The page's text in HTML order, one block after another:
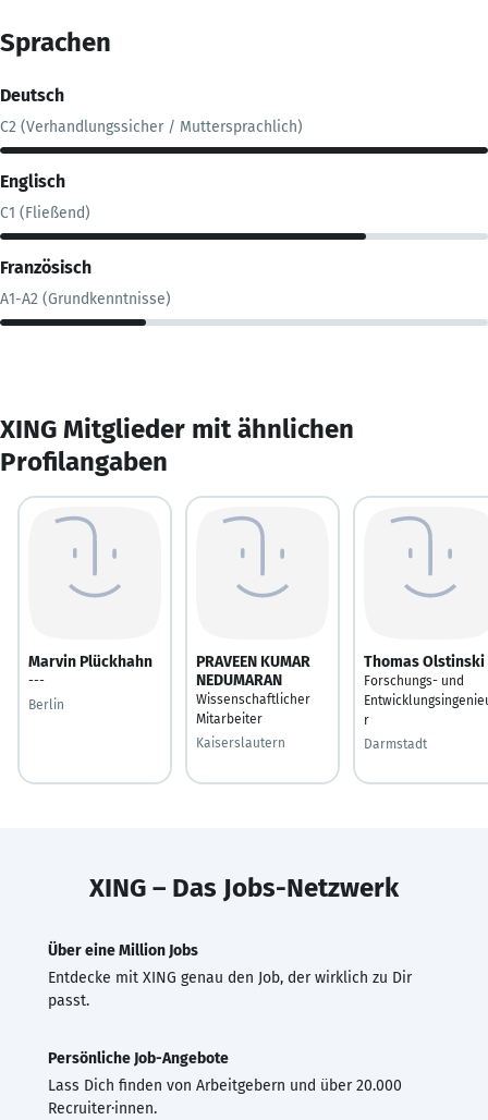
Sprachen
Deutsch
C2 (Verhandlungssicher / Muttersprachlich)
Englisch
C1 (Fließend)
Französisch
A1-A2 (Grundkenntnisse)
XING Mitglieder mit ähnlichen
Profilangaben
Marvin Plückhahn
---
Berlin
PRAVEEN KUMAR
NEDUMARAN
Wissenschaftlicher
Mitarbeiter
Kaiserslautern
Thomas Olstinski
Forschungs- und
r
Darmstadt
XING – Das Jobs-Netzwerk
Über eine Million Jobs
Entdecke mit XING genau den Job, der wirklich zu Dir
passt.
Persönliche Job-Angebote
Lass Dich finden von Arbeitgebern und über 20.000
Recruiter·innen.